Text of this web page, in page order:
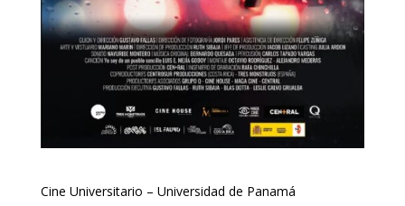
Cine Universitario – Universidad de Panamá